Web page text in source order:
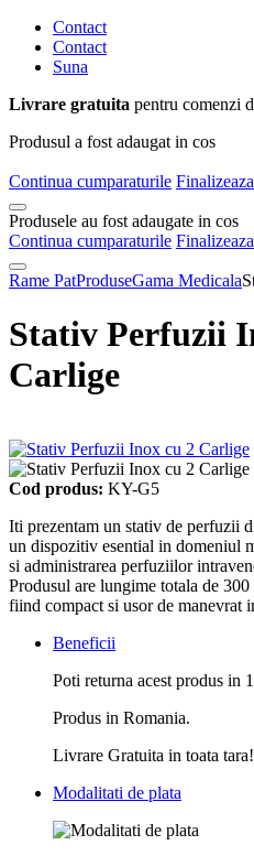
Contact
Contact
Suna
Livrare gratuita pentru comenzi
Produsul a fost adaugat in cos
Continua cumparaturile
Produsele au fost adaugate in cos
Continua cumparaturile
Rame PatProduseGama Medicala
Stativ Perfuzii
Carlige
Cod produs: KY-G5
Iti prezentam un stativ de perfuzii
un dispozitiv esential in domeniul
si administrarea perfuziilor
Produsul are lungime totala de
fiind compact si usor de
Beneficii
Poti returna acest produs in
Produs in Romania.
Livrare Gratuita in toata
Modalitati de plata